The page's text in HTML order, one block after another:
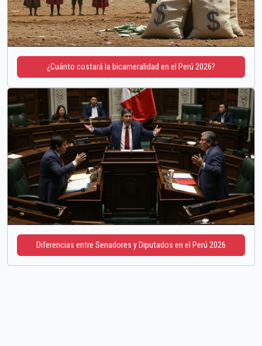
¿Cuánto costará la bicameralidad en el Perú 2026?
Diferencias entre Senadores y Diputados en el Perú 2026